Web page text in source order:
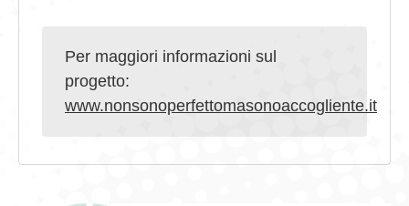
Per maggiori informazioni sul
progetto:
www.nonsonoperfettomasonoaccogliente.it